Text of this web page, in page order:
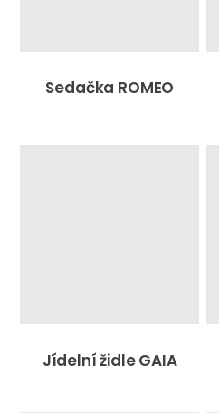
Sedačka ROMEO
Jídelní židle GAIA